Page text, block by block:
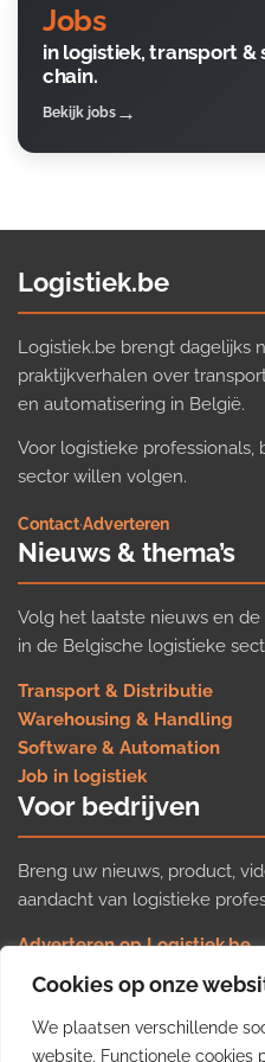
Cookies op onze
We plaatsen verschillende
website. Functionele cookies
Jobs
in logistiek, transport &
chain.
Bekijk jobs
Logistiek.be
Logistiek.be brengt dagelijks
praktijkverhalen over
en automatisering in België.
Voor logistieke professionals,
sector willen volgen.
Contact·Adverteren
Nieuws & thema’s
Volg het laatste nieuws en
in de Belgische logistieke
Transport & Distributie
Warehousing & Handling
Software & Automation
Job in logistiek
Voor bedrijven
Breng uw nieuws, product,
aandacht van logistieke
Adverteren op Logistiek.be
Nieuws insturen
Uw video op Logistiek.TV
Job plaatsen